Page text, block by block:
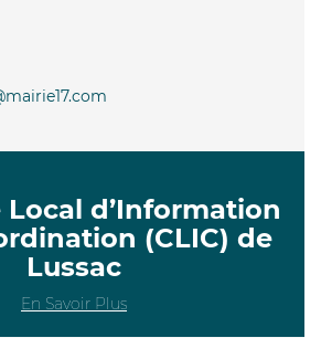
Local d’Information
(CLIC) de
Lussac
En Savoir Plus